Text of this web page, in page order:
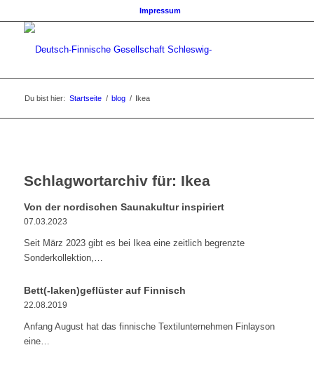
Impressum
Du bist hier: Startseite / blog / Ikea
Schlagwortarchiv für: Ikea
Von der nordischen Saunakultur inspiriert
07.03.2023
Seit März 2023 gibt es bei Ikea eine zeitlich begrenzte
Sonderkollektion,…
Bett(-laken)geflüster auf Finnisch
22.08.2019
Anfang August hat das finnische Textilunternehmen Finlayson
eine…